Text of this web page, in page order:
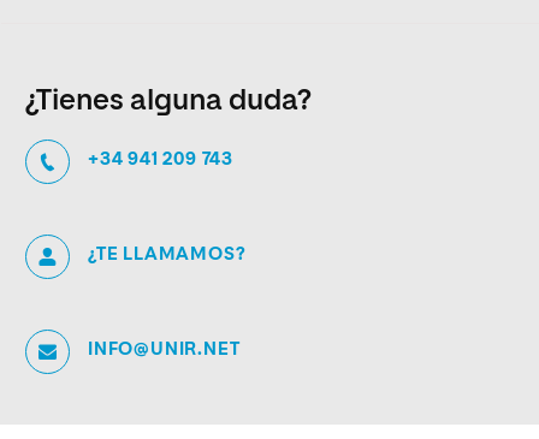
¿Tienes alguna duda?
+34 941 209 743
¿TE LLAMAMOS?
INFO@UNIR.NET